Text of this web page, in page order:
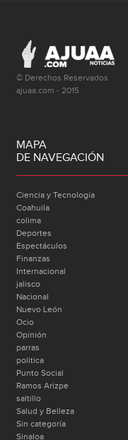
© Derechos Reservados
ajuaa.com - 2015
MAPA
DE NAVEGACIÓN
Ciencia y Tecnología
Coahuila
colima
Deportes
Espectáculos
Finanzas
Internacional
jalisco
Nacional
Nuevo León
Ocio
Opinión
parras
politica
Punto Social
Ramos Arizpe
saltillo
Salud y Belleza
Sin categoría
Sinaloa